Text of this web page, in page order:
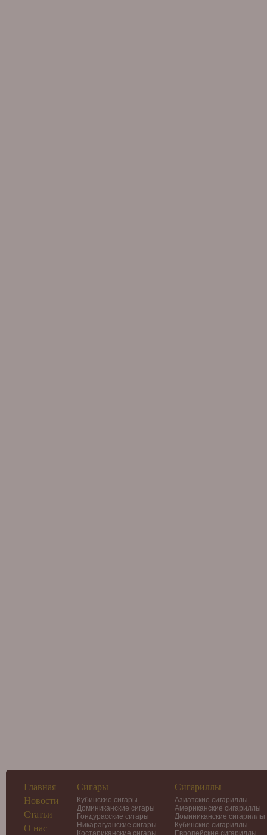
Главная
Новости
Статьи
О нас
Сигары
Кубинские сигары
Доминиканские сигары
Гондурасские сигары
Никарагуанские сигары
Костариканские сигары
Сигариллы
Азиатские сигариллы
Американские сигариллы
Доминиканские сигариллы
Кубинские сигариллы
Европейские сигариллы